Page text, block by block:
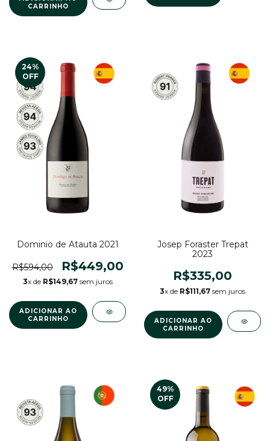
24%
OFF
Dominio de Atauta 2021
R$594,00 R$449,00
3x de R$149,67sem juros
Josep Foraster Trepat
2023
R$335,00
3x de R$111,67 sem juros
49%
OFF